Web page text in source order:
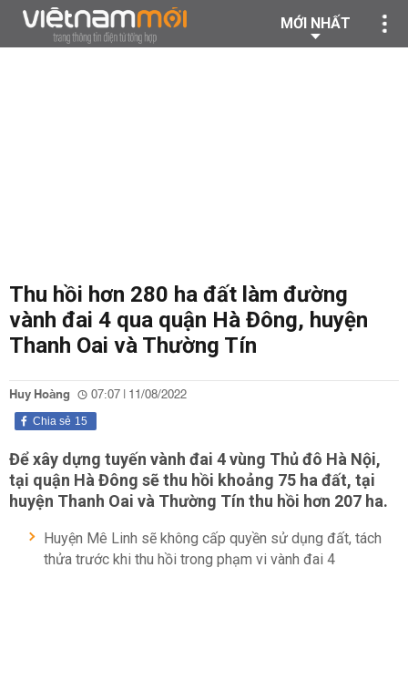
MỚI NHẤT
Thu hồi hơn 280 ha đất làm đường
vành đai 4 qua quận Hà Đông, huyện
Thanh Oai và Thường Tín
Huy Hoàng 07:07 | 11/08/2022
15
Chia sẻ
Để xây dựng tuyến vành đai 4 vùng Thủ đô Hà Nội,
tại quận Hà Đông sẽ thu hồi khoảng 75 ha đất, tại
huyện Thanh Oai và Thường Tín thu hồi hơn 207 ha.
Huyện Mê Linh sẽ không cấp quyền sử dụng đất, tách
thửa trước khi thu hồi trong phạm vi vành đai 4